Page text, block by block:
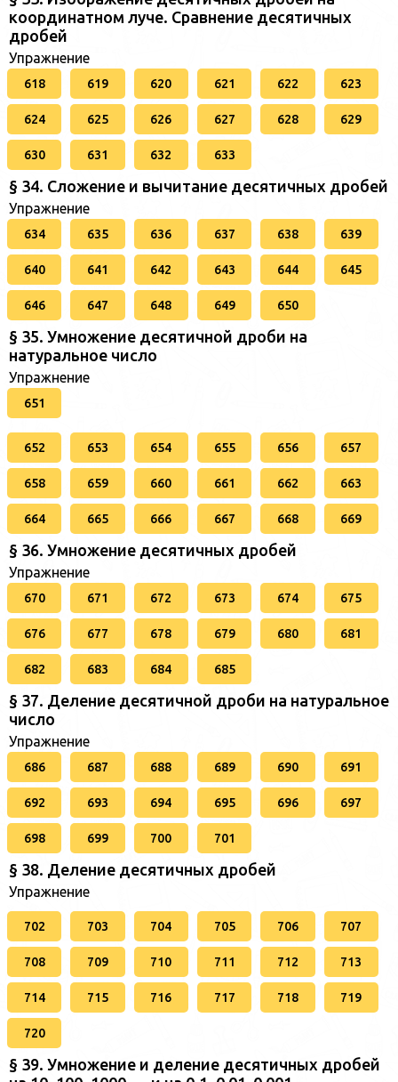
координатном луче. Сравнение десятичных
дробей
Упражнение
618 619 620 621 622 623
624 625 626 627 628 629
630 631 632 633
§ 34. Сложение и вычитание десятичных дробей
Упражнение
634 635 636 637 638 639
640 641 642 643 644 645
646 647 648 649 650
§ 35. Умножение десятичной дроби на
натуральное число
Упражнение
651
652 653 654 655 656 657
658 659 660 661 662 663
664 665 666 667 668 669
§ 36. Умножение десятичных дробей
Упражнение
670 671 672 673 674 675
676 677 678 679 680 681
682 683 684 685
§ 37. Деление десятичной дроби на натуральное
число
Упражнение
686 687 688 689 690 691
692 693 694 695 696 697
698 699 700 701
§ 38. Деление десятичных дробей
Упражнение
702 703 704 705 706 707
708 709 710 711 712 713
714 715 716 717 718 719
720
§ 39. Умножение и деление десятичных дробей